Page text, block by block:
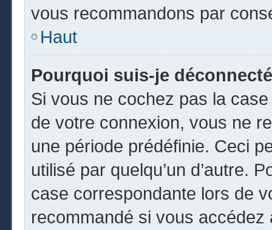
vous recommandons par
Haut
Pourquoi suis-je
Si vous ne cochez pas la
de votre connexion, vous ne
une période prédéfinie. Ceci
utilisé par quelqu’un d’autre.
case correspondante lors de
recommandé si vous accédez